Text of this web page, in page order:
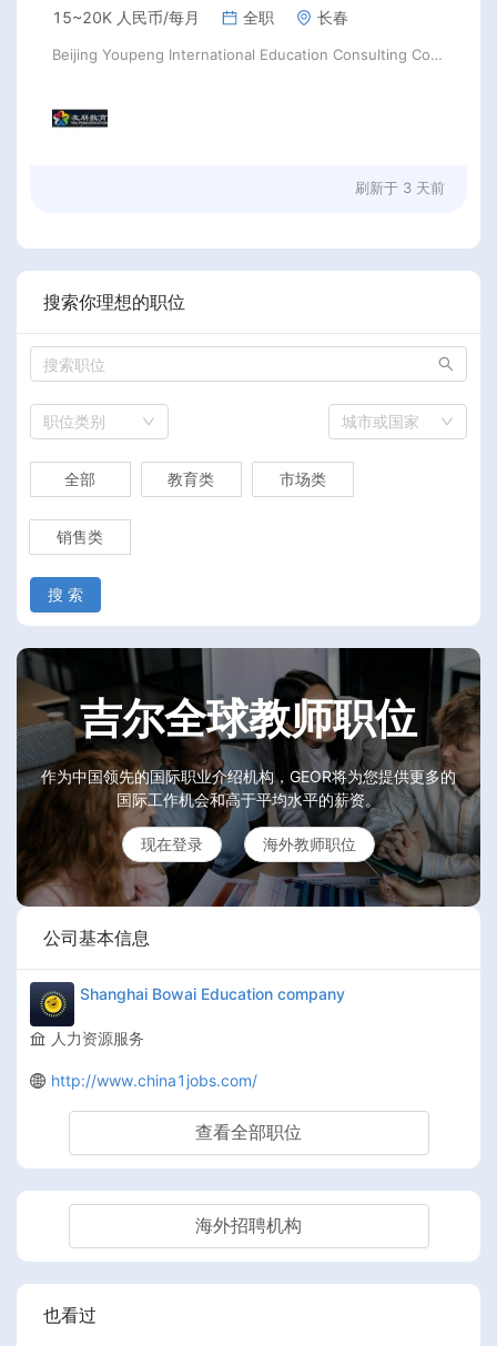
15~20K 人民币/每月 全职 长春
Beijing Youpeng International Education Consulting Co., Ltd
刷新于 3 天前
搜索你理想的职位
职位类别 城市或国家
全部 教育类 市场类
销售类
搜 索
吉尔全球教师职位
作为中国领先的国际职业介绍机构，GEOR将为您提供更多的
国际工作机会和高于平均水平的薪资。
现在登录 海外教师职位
公司基本信息
Shanghai Bowai Education company
人力资源服务
http://www.china1jobs.com/
查看全部职位
海外招聘机构
也看过